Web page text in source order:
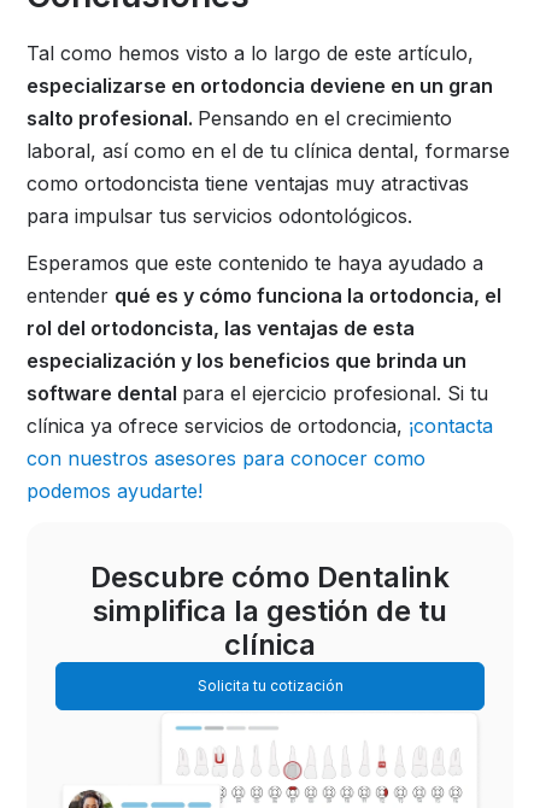
Tal como hemos visto a lo largo de este artículo,
especializarse en ortodoncia deviene en un gran
salto profesional. Pensando en el crecimiento
laboral, así como en el de tu clínica dental, formarse
como ortodoncista tiene ventajas muy atractivas
para impulsar tus servicios odontológicos.
Esperamos que este contenido te haya ayudado a
entender qué es y cómo funciona la ortodoncia, el
rol del ortodoncista, las ventajas de esta
especialización y los beneficios que brinda un
software dental para el ejercicio profesional. Si tu
clínica ya ofrece servicios de ortodoncia, ¡contacta
con nuestros asesores para conocer como
podemos ayudarte!
Descubre cómo Dentalink
simplifica la gestión de tu
clínica
Solicita tu cotización